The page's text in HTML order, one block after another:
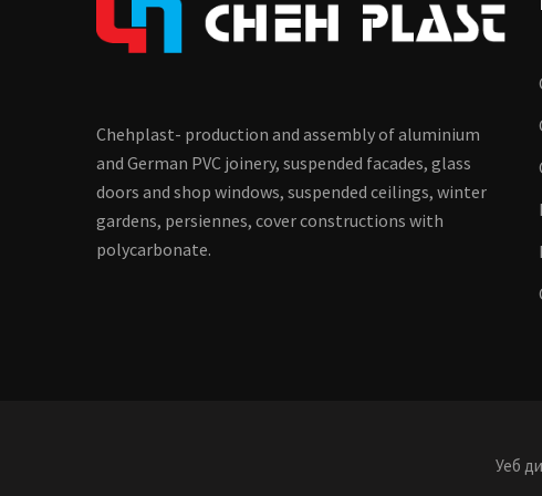
Chehplast- production and assembly of aluminium
and German PVC joinery, suspended facades, glass
doors and shop windows, suspended ceilings, winter
gardens, persiennes, cover constructions with
polycarbonate.
Уеб